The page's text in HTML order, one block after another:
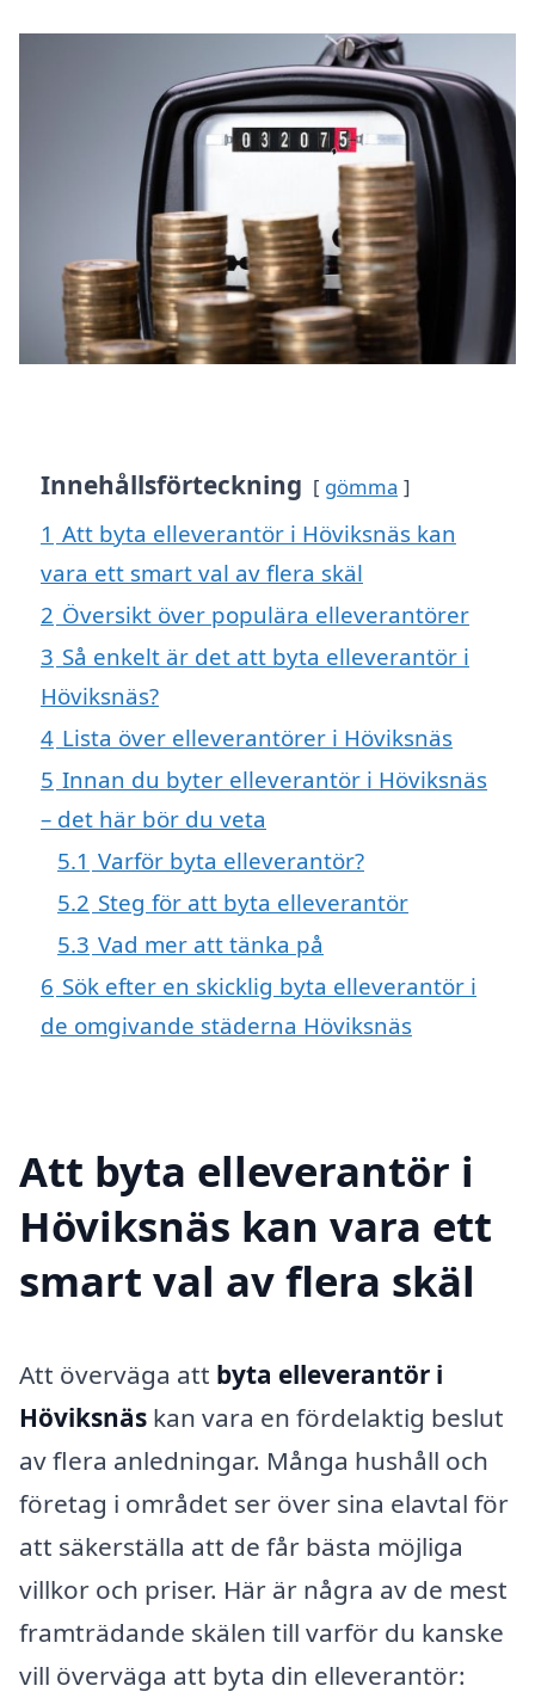
Innehållsförteckning gömma
1 Att byta elleverantör i Höviksnäs kan
vara ett smart val av flera skäl
2 Översikt över populära elleverantörer
3 Så enkelt är det att byta elleverantör i
Höviksnäs?
4 Lista över elleverantörer i Höviksnäs
5 Innan du byter elleverantör i Höviksnäs
– det här bör du veta
5.1 Varför byta elleverantör?
5.2 Steg för att byta elleverantör
5.3 Vad mer att tänka på
6 Sök efter en skicklig byta elleverantör i
de omgivande städerna Höviksnäs
Att byta elleverantör i
Höviksnäs kan vara ett
smart val av flera skäl
Att överväga att byta elleverantör i
Höviksnäs kan vara en fördelaktig beslut
av flera anledningar. Många hushåll och
företag i området ser över sina elavtal för
att säkerställa att de får bästa möjliga
villkor och priser. Här är några av de mest
framträdande skälen till varför du kanske
vill överväga att byta din elleverantör: